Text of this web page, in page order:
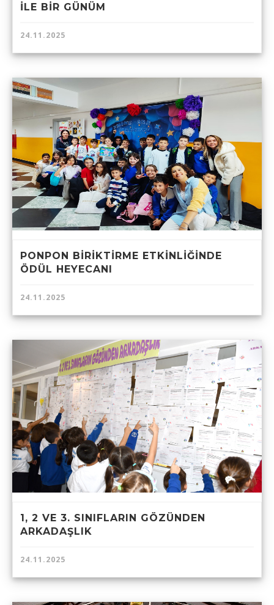
İLE BİR GÜNÜM
24.11.2025
PONPON BİRİKTİRME ETKİNLİĞİNDE
ÖDÜL HEYECANI
24.11.2025
1, 2 VE 3. SINIFLARIN GÖZÜNDEN
ARKADAŞLIK
24.11.2025